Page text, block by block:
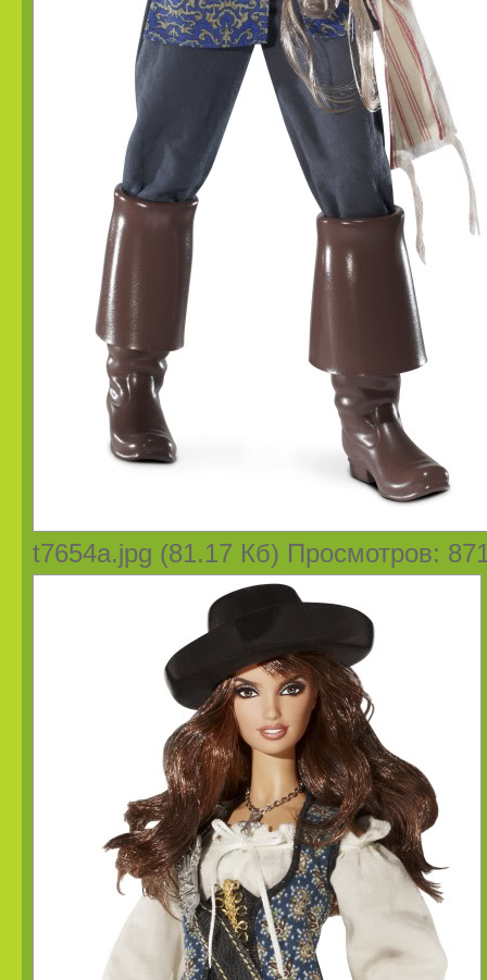
t7654a.jpg (81.17 Кб) Просмотров: